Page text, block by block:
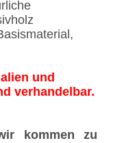
und
verhandelbar.
kommen zu